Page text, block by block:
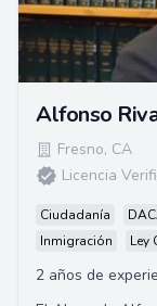
Alfonso
Fresno, CA
Licencia
Ciudadanía
Inmigración
Ley
2 años de